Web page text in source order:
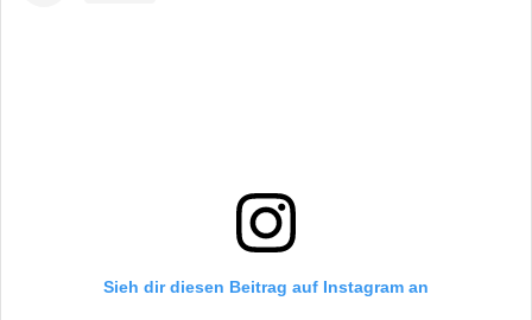
Sieh dir diesen Beitrag auf Instagram an